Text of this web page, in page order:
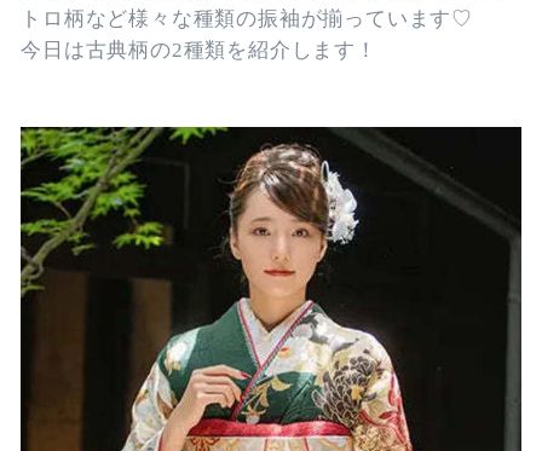
トロ柄など様々な種類の振袖が揃っています♡
今日は古典柄の2種類を紹介します！